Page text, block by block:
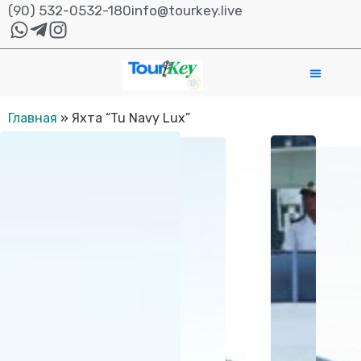
(90) 532-0532-180info@tourkey.live
Главная » Яхта “Tu Navy Lux”